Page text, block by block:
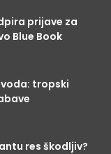
prijave za
Blue Book
tropski
res škodljiv?